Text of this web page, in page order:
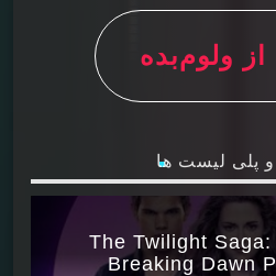
ولوم‌بده
و پلی لیست ها
آهنگ های فیلم The Twilight Saga:
Breaking Dawn